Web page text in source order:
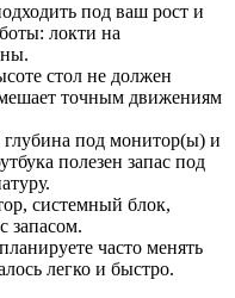
под ваш рост и
локти на
стол не должен
точным движениям
под монитор(ы) и
полезен запас под
системный блок,
запасом.
часто менять
легко и быстро.